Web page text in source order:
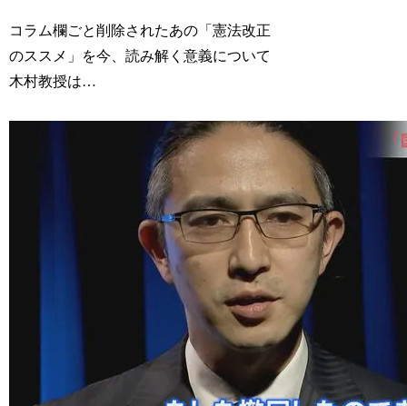
コラム欄ごと削除されたあの「憲法改正
のススメ」を今、読み解く意義について
木村教授は…